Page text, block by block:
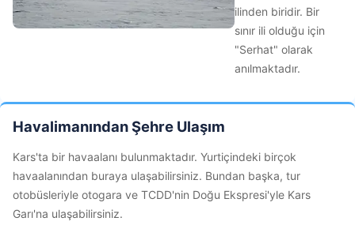
ilinden biridir. Bir
sınır ili olduğu için
"Serhat" olarak
anılmaktadır.
Havalimanından Şehre Ulaşım
Kars'ta bir havaalanı bulunmaktadır. Yurtiçindeki birçok
havaalanından buraya ulaşabilirsiniz. Bundan başka, tur
otobüsleriyle otogara ve TCDD'nin Doğu Ekspresi'yle Kars
Garı'na ulaşabilirsiniz.